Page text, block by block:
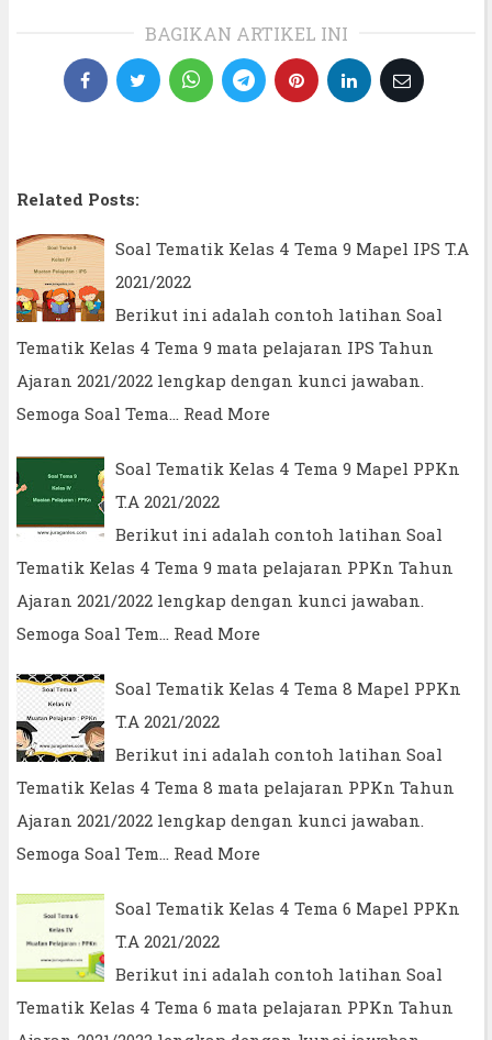
BAGIKAN ARTIKEL INI
Related Posts:
Soal Tematik Kelas 4 Tema 9 Mapel IPS T.A
2021/2022
Berikut ini adalah contoh latihan Soal
Tematik Kelas 4 Tema 9 mata pelajaran IPS Tahun
Ajaran 2021/2022 lengkap dengan kunci jawaban.
Semoga Soal Tema…
Read More
Soal Tematik Kelas 4 Tema 9 Mapel PPKn
T.A 2021/2022
Berikut ini adalah contoh latihan Soal
Tematik Kelas 4 Tema 9 mata pelajaran PPKn Tahun
Ajaran 2021/2022 lengkap dengan kunci jawaban.
Semoga Soal Tem…
Read More
Soal Tematik Kelas 4 Tema 8 Mapel PPKn
T.A 2021/2022
Berikut ini adalah contoh latihan Soal
Tematik Kelas 4 Tema 8 mata pelajaran PPKn Tahun
Ajaran 2021/2022 lengkap dengan kunci jawaban.
Semoga Soal Tem…
Read More
Soal Tematik Kelas 4 Tema 6 Mapel PPKn
T.A 2021/2022
Berikut ini adalah contoh latihan Soal
Tematik Kelas 4 Tema 6 mata pelajaran PPKn Tahun